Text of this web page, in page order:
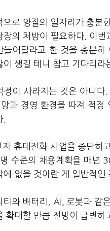
으로 양질의 일자리가 충분
장의 처방이 필요하다. 이
들어달라고 한 것을 충분
이 생길 테니 참고 기다리라
정이 사라지는 것은 아니
과 경영 환경을 따져 적정
자 휴대전화 사업을 중단
수준의 채용계획을 매년
에 없을 것이란 게 일반적인
티와 배터리, AI, 로봇과 같
확대할 만큼 전망이 급변하